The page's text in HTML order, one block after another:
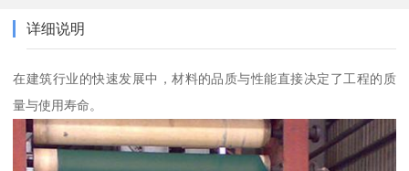
详细说明
在建筑行业的快速发展中，材料的品质与性能直接决定了工程的质
量与使用寿命。